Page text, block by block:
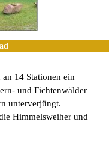
14 Stationen ein
und Fichtenwälder
unterverjüngt.
Himmelsweiher und